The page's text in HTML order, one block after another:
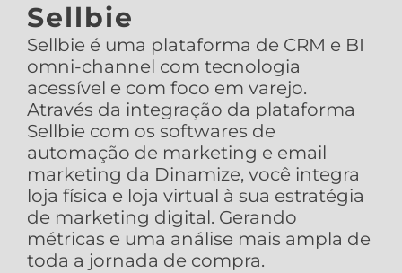
Sellbie
Sellbie é uma plataforma de CRM e BI
omni-channel com tecnologia
acessível e com foco em varejo.
Através da integração da plataforma
Sellbie com os softwares de
automação de marketing e email
marketing da Dinamize, você integra
loja física e loja virtual à sua estratégia
de marketing digital. Gerando
métricas e uma análise mais ampla de
toda a jornada de compra.